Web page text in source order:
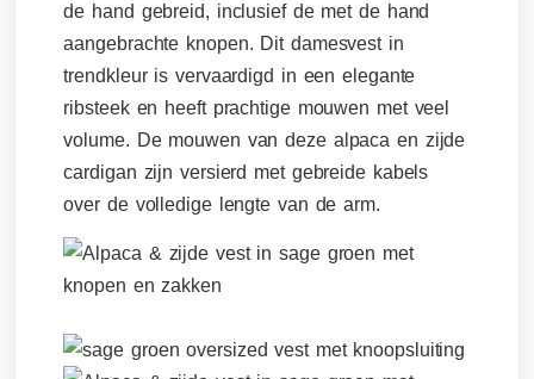
de hand gebreid, inclusief de met de hand
aangebrachte knopen. Dit damesvest in
trendkleur is vervaardigd in een elegante
ribsteek en heeft prachtige mouwen met veel
volume. De mouwen van deze alpaca en zijde
cardigan zijn versierd met gebreide kabels
over de volledige lengte van de arm.